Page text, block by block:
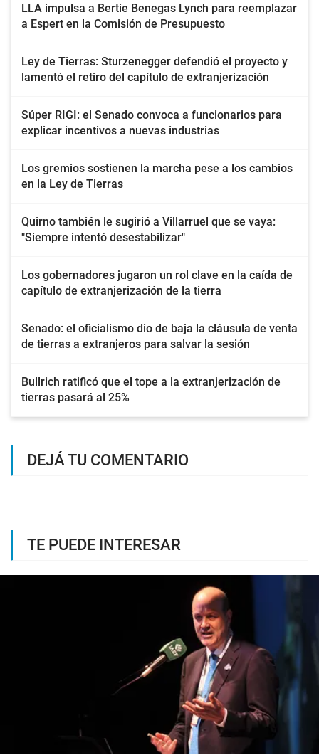
LLA impulsa a Bertie Benegas Lynch para reemplazar
a Espert en la Comisión de Presupuesto
Ley de Tierras: Sturzenegger defendió el proyecto y
lamentó el retiro del capítulo de extranjerización
Súper RIGI: el Senado convoca a funcionarios para
explicar incentivos a nuevas industrias
Los gremios sostienen la marcha pese a los cambios
en la Ley de Tierras
Quirno también le sugirió a Villarruel que se vaya:
"Siempre intentó desestabilizar"
Los gobernadores jugaron un rol clave en la caída de
capítulo de extranjerización de la tierra
Senado: el oficialismo dio de baja la cláusula de venta
de tierras a extranjeros para salvar la sesión
Bullrich ratificó que el tope a la extranjerización de
tierras pasará al 25%
DEJÁ TU COMENTARIO
TE PUEDE INTERESAR